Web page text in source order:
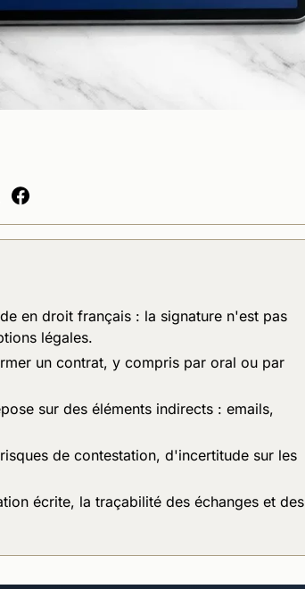
en droit français : la signature n'est pas
légales.
un contrat, y compris par oral ou par
sur des éléments indirects : emails,
de contestation, d'incertitude sur les
écrite, la traçabilité des échanges et des